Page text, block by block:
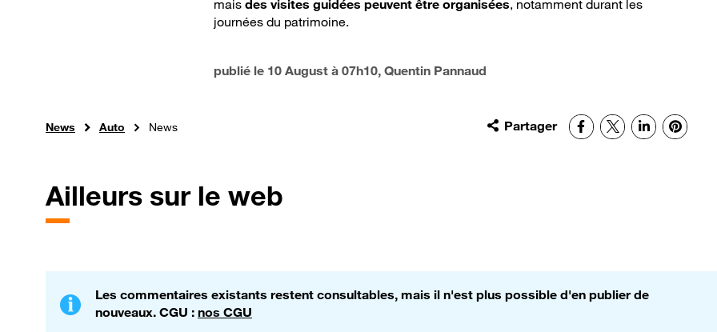
mais des visites guidées peuvent être organisées, notamment durant les
journées du patrimoine.
publié le 10 August à 07h10, Quentin Pannaud
News Auto News Partager Facebook
X LinkedIn
Ailleurs sur le web
Les commentaires existants restent consultables, mais il n'est plus possible d'en publier de
nouveaux. CGU : nos CGU